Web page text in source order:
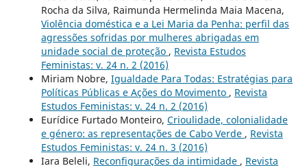
Rocha da Silva, Raimunda Hermelinda Maia Macena,
Violência doméstica e a Lei Maria da Penha: perfil das
agressões sofridas por mulheres abrigadas em
unidade social de proteção , Revista Estudos
Feministas: v. 24 n. 2 (2016)
Miriam Nobre, Igualdade Para Todas: Estratégias para
Políticas Públicas e Ações do Movimento , Revista
Estudos Feministas: v. 24 n. 2 (2016)
Eurídice Furtado Monteiro, Crioulidade, colonialidade
e género: as representações de Cabo Verde , Revista
Estudos Feministas: v. 24 n. 3 (2016)
Iara Beleli, Reconfigurações da intimidade , Revista